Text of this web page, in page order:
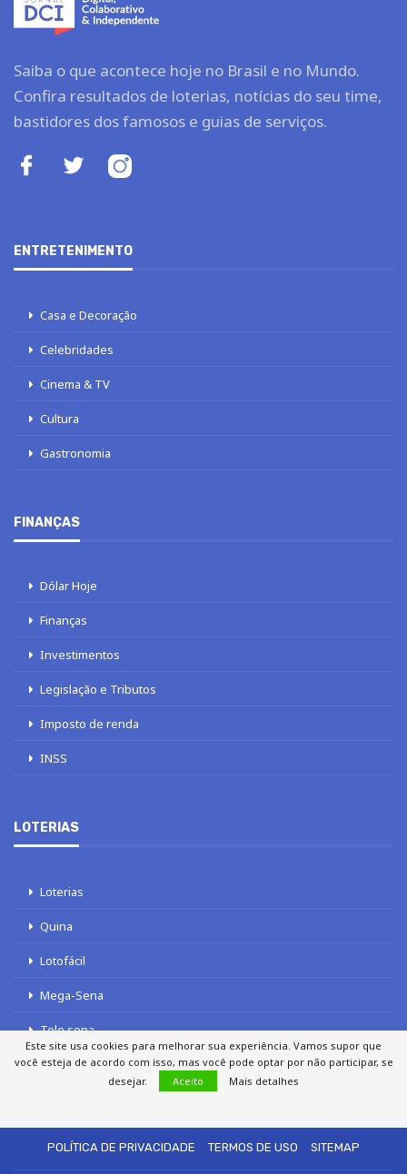
Saiba o que acontece hoje no Brasil e no Mundo.
Confira resultados de loterias, notícias do seu time,
bastidores dos famosos e guias de serviços.
ENTRETENIMENTO
Casa e Decoração
Celebridades
Cinema & TV
Cultura
Gastronomia
FINANÇAS
Dólar Hoje
Finanças
Investimentos
Legislação e Tributos
Imposto de renda
INSS
LOTERIAS
Loterias
Quina
Lotofácil
Mega-Sena
Tele sena
POLÍTICA DE PRIVACIDADE
TERMOS DE USO SITEMAP
Este site usa cookies para melhorar sua experiência. Vamos supor que
você esteja de acordo com isso, mas você pode optar por não participar, se
desejar.
Aceito Mais detalhes